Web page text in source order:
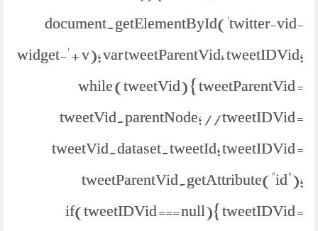
document.getElementById('twitter-vid-
widget-' + v); var tweetParentVid, tweetIDVid;
while (tweetVid) { tweetParentVid =
tweetVid.parentNode; //tweetIDVid =
tweetVid.dataset.tweetId; tweetIDVid =
tweetParentVid.getAttribute("id");
if(tweetIDVid === null){ tweetIDVid =